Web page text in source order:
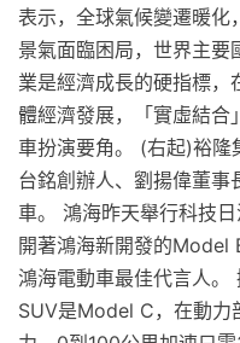
表示，全球氣候變遷暖化
景氣面臨困局，世界主要
業是經濟成長的硬指標，
體經濟發展，「實虛結合
車扮演要角。 (右起)裕隆
台銘創辦人、劉揚偉董事
車。 鴻海昨天舉行科技日
開著鴻海新開發的Model
鴻海電動車最佳代言人。
SUV是Model C，在動